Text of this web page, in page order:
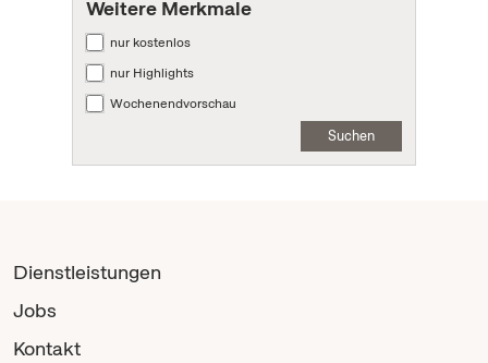
Weitere Merkmale
nur kostenlos
nur Highlights
Wochenendvorschau
Suchen
Dienstleistungen
Jobs
Kontakt